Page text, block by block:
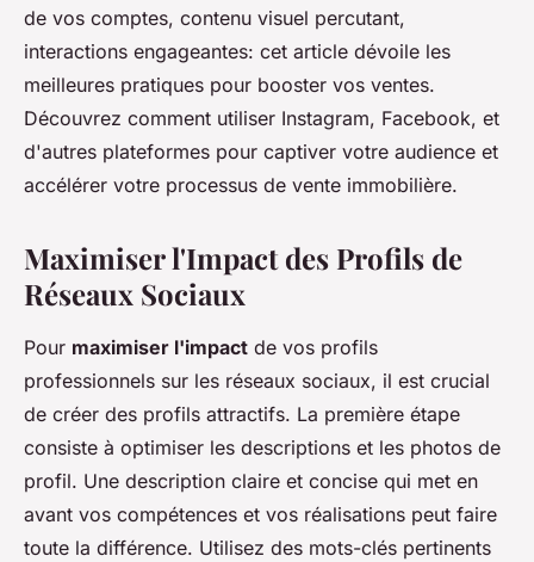
de vos comptes, contenu visuel percutant,
interactions engageantes: cet article dévoile les
meilleures pratiques pour booster vos ventes.
Découvrez comment utiliser Instagram, Facebook, et
d'autres plateformes pour captiver votre audience et
accélérer votre processus de vente immobilière.
Maximiser l'Impact des Profils de
Réseaux Sociaux
Pour maximiser l'impact de vos profils
professionnels sur les réseaux sociaux, il est crucial
de créer des profils attractifs. La première étape
consiste à optimiser les descriptions et les photos de
profil. Une description claire et concise qui met en
avant vos compétences et vos réalisations peut faire
toute la différence. Utilisez des mots-clés pertinents